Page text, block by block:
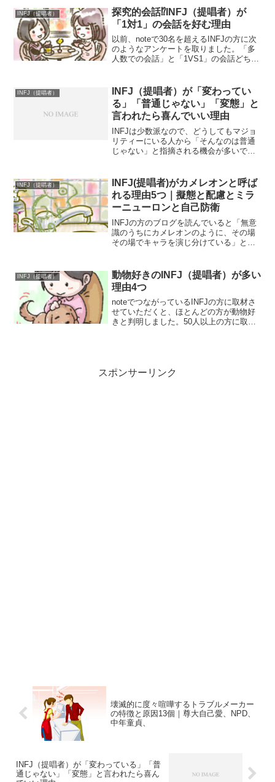
INFJ（提唱者）
探究的会話⁉INFJ（提唱者）が
「1対1」の会話を好む理由
以前、noteで30名を超えるINFJの方に次
のようなアンケートを取りました。「多
人数での会話」と「1VS1」の会話どちら
が、非常に興味深かったです。今回は、
INF...
INFJ（提唱者）
INFJ（提唱者）が「変わってい
る」「普通じゃない」「変態」と
言われたら喜んでいい理由
INFJは少数派なので、どうしてもマジョ
リティーにいる人から「そんなのは普通
じゃない」と指摘される機会が多いでし
ります。しかし、そもそも常識や普通と
いう言葉ほど、あやふ...
INFJ（提唱者）
INFJ(提唱者)がカメレオンと呼ば
れる理由5つ｜擬態と配慮とミラ
ーニューロンと自己防衛
INFJの方のブログを読んでいると「無意
識のうちにカメレオンのように、その場
その場でキャラを演じ分けている」とい
のかをINFJの視点で、より深く考察して
みました。①...
INFJ（提唱者）
動物好きのINFJ（提唱者）が多い
理由4つ
noteでつながっているINFJの方に取材さ
せていただくと、ほとんどの方が動物好
きと判明しました。50人以上の方に取材
スポンサーリンク
壊滅的に度々喧嘩するトラブルメーカー
の特徴と原因13個｜尊大自己愛、NPD、
中年童貞、
INFJ（提唱者）が「変わっている」「普
通じゃない」「変態」と言われたら喜ん